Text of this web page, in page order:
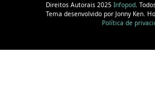
Direitos Autorais 2025 Infopod.
Tema desenvolvido por Jonny Ken.
Política de